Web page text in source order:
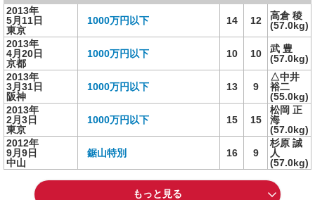
2013年
5月11日
東京
1000万円以下 14 12
高倉 稜
(57.0kg)
2013年
4月20日
京都
1000万円以下 10 10
武 豊
(57.0kg)
2013年
3月31日
阪神
1000万円以下 13 9
△中井
裕二
(55.0kg)
2013年
2月3日
東京
1000万円以下 15 15
松岡 正
海
(57.0kg)
2012年
9月9日
中山
鋸山特別 16 9
杉原 誠
人
(57.0kg)
もっと見る